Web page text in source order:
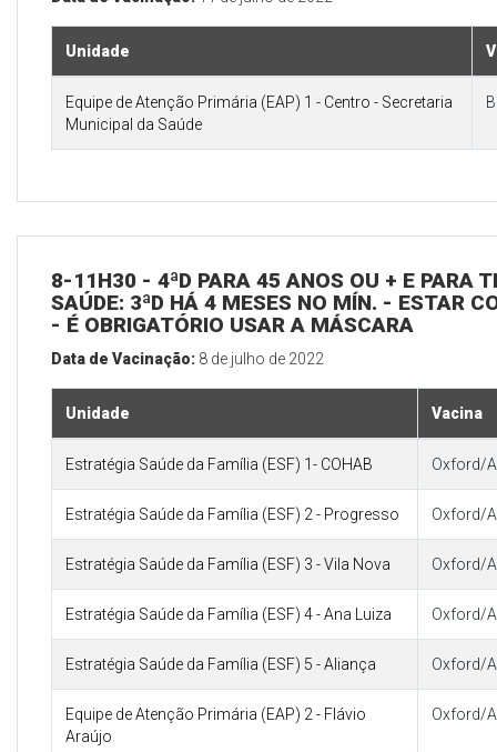
Unidade
Equipe de Atenção Primária (EAP) 1 - Centro - Secretaria
Municipal da Saúde
8-11H30 - 4ªD PARA 45 ANOS OU + E PARA
SAÚDE: 3ªD HÁ 4 MESES NO MÍN. - ESTAR
- É OBRIGATÓRIO USAR A MÁSCARA
Data de Vacinação: 8 de julho de 2022
Unidade Vacina
Estratégia Saúde da Família (ESF) 1- COHAB Oxford/
Estratégia Saúde da Família (ESF) 2 - Progresso Oxford/
Estratégia Saúde da Família (ESF) 3 - Vila Nova Oxford/
Estratégia Saúde da Família (ESF) 4 - Ana Luiza Oxford/
Estratégia Saúde da Família (ESF) 5 - Aliança Oxford/
Equipe de Atenção Primária (EAP) 2 - Flávio
Araújo
Oxford/